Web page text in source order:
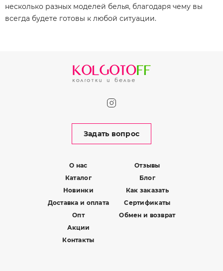
несколько разных моделей белья, благодаря чему вы
всегда будете готовы к любой ситуации.
Задать вопрос
О нас
Каталог
Новинки
Доставка и оплата
Опт
Акции
Контакты
Отзывы
Блог
Как заказать
Сертификаты
Обмен и возврат